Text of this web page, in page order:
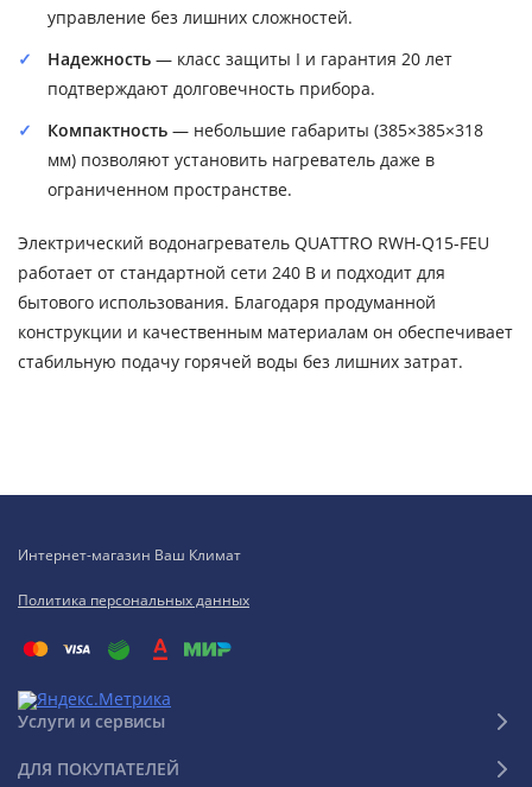
управление без лишних сложностей.
Надежность — класс защиты I и гарантия 20 лет
подтверждают долговечность прибора.
Компактность — небольшие габариты (385×385×318
мм) позволяют установить нагреватель даже в
ограниченном пространстве.
Электрический водонагреватель QUATTRO RWH-Q15-FEU
работает от стандартной сети 240 В и подходит для
бытового использования. Благодаря продуманной
конструкции и качественным материалам он обеспечивает
стабильную подачу горячей воды без лишних затрат.
Интернет-магазин Ваш Климат
Политика персональных данных
Услуги и сервисы
ДЛЯ ПОКУПАТЕЛЕЙ